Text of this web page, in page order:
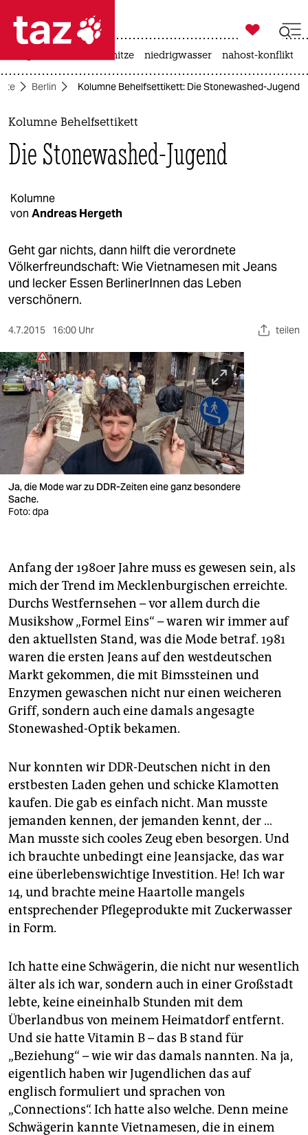
 taz zahl ich
taz zahl ich
themen
politik
gesellschaft
kultur
sport
berlin
nord
wahrheit
verlag
verlag
veranstaltungen
shop
fragen & hilfe
abo
genossenschaft
epaper login

taz zahl ich
hitze niedrigwasser nahost-konflikt
Berlin Kolumne Behelfsettikett: Die Stonewashed-Jugend
Kolumne Behelfsettikett
Die Stonewashed-Jugend
Kolumne
von Andreas Hergeth
Geht gar nichts, dann hilft die verordnete
Völkerfreundschaft​: Wie Vietnamesen mit Jeans
und lecker Essen BerlinerInnen das Leben
verschönern.
4.7.2015 16:00 Uhr teilen
Ja, die Mode war zu DDR-Zeiten eine ganz besondere
Sache.
Foto: dpa
Anfang der 1980er Jahre muss es gewesen sein, als
mich der Trend im Mecklenburgischen erreichte.
Durchs Westfernsehen – vor allem durch die
Musikshow „Formel Eins“ – waren wir immer auf
den aktuellsten Stand, was die Mode betraf. 1981
waren die ersten Jeans auf den westdeutschen
Markt gekommen, die mit Bimssteinen und
Enzymen gewaschen nicht nur einen weicheren
Griff, sondern auch eine damals angesagte
Stonewashed-Optik bekamen.
Nur konnten wir DDR-Deutschen nicht in den
erstbesten Laden gehen und schicke Klamotten
kaufen. Die gab es einfach nicht. Man musste
jemanden kennen, der jemanden kennt, der …
Man musste sich cooles Zeug eben besorgen. Und
ich brauchte unbedingt eine Jeansjacke, das war
eine überlebenswichtige Investition. He! Ich war
14, und brachte meine Haartolle mangels
entsprechender Pflegeprodukte mit Zuckerwasser
in Form.
Ich hatte eine Schwägerin, die nicht nur wesentlich
älter als ich war, sondern auch in einer Großstadt
lebte, keine eineinhalb Stunden mit dem
Überlandbus von meinem Heimatdorf entfernt.
Und sie hatte Vitamin B – das B stand für
„Beziehung“ – wie wir das damals nannten. Na ja,
eigentlich haben wir Jugendlichen das auf
englisch formuliert und sprachen von
„Connections“. Ich hatte also welche. Denn meine
Schwägerin kannte Vietnamesen, die in einem